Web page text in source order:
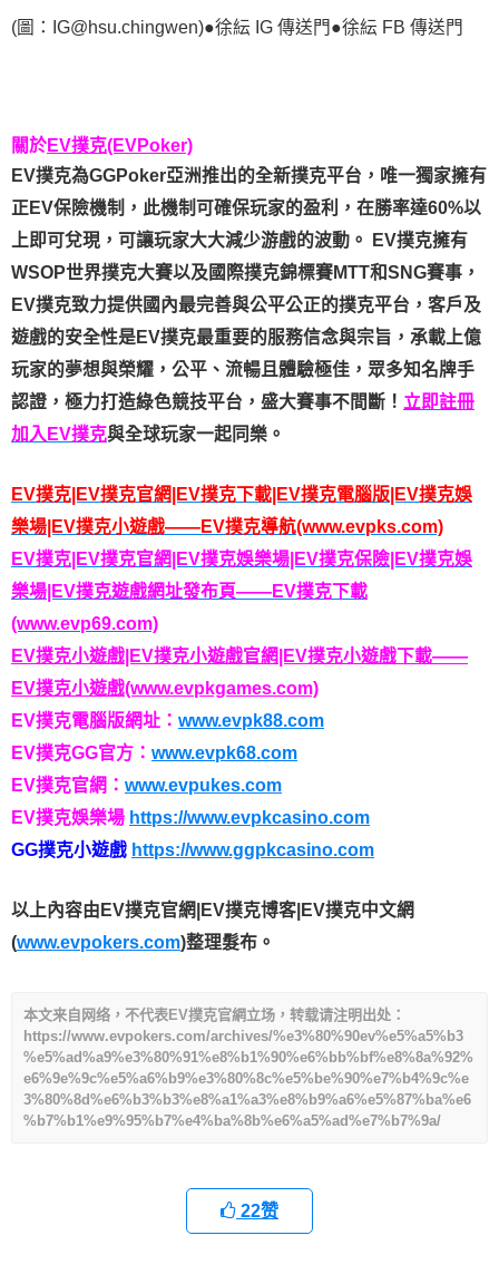
(圖：IG@hsu.chingwen)●徐紜 IG 傳送門●徐紜 FB 傳送門
關於EV撲克(EVPoker)
EV撲克為GGPoker亞洲推出的全新撲克平台，唯一獨家擁有
正EV保險機制，此機制可確保玩家的盈利，在勝率達60%以
上即可兌現，可讓玩家大大減少游戲的波動。 EV撲克擁有
WSOP世界撲克大賽以及國際撲克錦標賽MTT和SNG賽事，
EV撲克致力提供國內最完善與公平公正的撲克平台，客戶及
遊戲的安全性是EV撲克最重要的服務信念與宗旨，承載上億
玩家的夢想與榮耀，公平、流暢且體驗極佳，眾多知名牌手
認證，極力打造綠色競技平台，盛大賽事不間斷！ 立即註冊
加入EV撲克與全球玩家一起同樂。
EV撲克|EV撲克官網|EV撲克下載|EV撲克電腦版|EV撲克娛
樂場|EV撲克小遊戲——EV撲克導航(www.evpks.com)
EV撲克|EV撲克官網|EV撲克娛樂場|EV撲克保險|EV撲克娛
樂場|EV撲克遊戲網址發布頁——EV撲克下載
(www.evp69.com)
EV撲克小遊戲|EV撲克小遊戲官網|EV撲克小遊戲下載——
EV撲克小遊戲(www.evpkgames.com)
EV撲克電腦版網址： www.evpk88.com
EV撲克GG官方： www.evpk68.com
EV撲克官網： www.evpukes.com
EV撲克娛樂場 https://www.evpkcasino.com
GG撲克小遊戲 https://www.ggpkcasino.com
以上內容由EV撲克官網|EV撲克博客|EV撲克中文網
(www.evpokers.com)整理髮布。
本文来自网络，不代表EV撲克官網立场，转载请注明出处：
https://www.evpokers.com/archives/%e3%80%90ev%e5%a5%b3
%e5%ad%a9%e3%80%91%e8%b1%90%e6%bb%bf%e8%8a%92%
e6%9e%9c%e5%a6%b9%e3%80%8c%e5%be%90%e7%b4%9c%e
3%80%8d%e6%b3%b3%e8%a1%a3%e8%b9%a6%e5%87%ba%e6
%b7%b1%e9%95%b7%e4%ba%8b%e6%a5%ad%e7%b7%9a/
22赞